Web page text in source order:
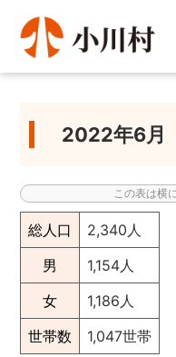
2022年6月
総人口
2,340人
男
1,154人
女
1,186人
世帯数
1,047世帯